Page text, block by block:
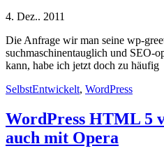
4. Dez.. 2011
Die Anfrage wir man seine wp-
suchmaschinentauglich und SEO-
kann, habe ich jetzt doch zu häufig
SelbstEntwickelt, WordPress
WordPress HTML 5
auch mit Opera